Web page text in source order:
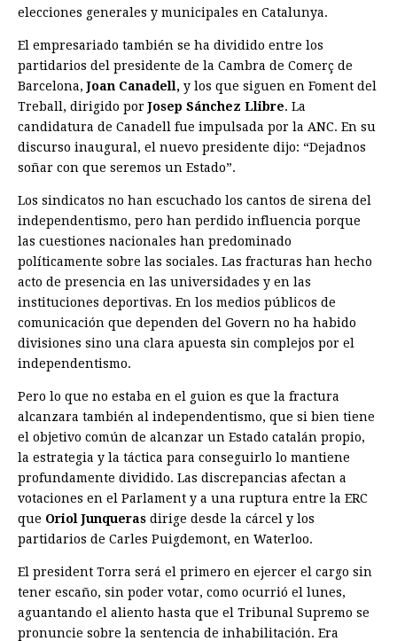
elecciones generales y municipales en Catalunya.
El empresariado también se ha dividido entre los
partidarios del presidente de la Cambra de Comerç de
Barcelona,Joan Canadell, y los que siguen en Foment del
Treball, dirigido porJosep Sánchez Llibre. La
candidatura de Canadell fue impulsada por la ANC. En su
discurso inaugural, el nuevo presidente dijo: “Dejadnos
soñar con que seremos un Estado”.
Los sindicatos no han escuchado los cantos de sirena del
independentismo, pero han perdido influencia porque
las cuestiones nacionales han predominado
políticamente sobre las sociales. Las fracturas han hecho
acto de presencia en las universidades y en las
instituciones deportivas. En los medios públicos de
comunicación que dependen del Govern no ha habido
divisiones sino una clara apuesta sin complejos por el
independentismo.
Pero lo que no estaba en el guion es que la fractura
alcanzara también al indepen­dentismo, que si bien tiene
el objetivo común de alcanzar un Estado catalán propio,
la estrategia y la táctica para conseguirlo lo mantiene
profundamente dividido. Las discrepancias afectan a
votaciones en el Parlament y a una ruptura entre la ERC
que Oriol Junqueras dirige desde la cárcel y los
partidarios de Carles Puigdemont, en Waterloo.
El president Torra será el primero en ejercer el cargo sin
tener escaño, sin poder votar, como ocurrió el lunes,
aguantando el aliento hasta que el Tribunal Supremo se
pronuncie sobre la sentencia de inhabili­tación. Era